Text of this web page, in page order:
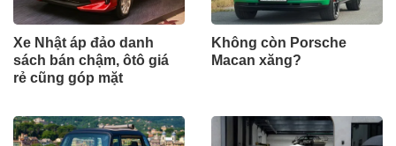
Xe Nhật áp đảo danh
sách bán chậm, ôtô giá
rẻ cũng góp mặt
Không còn Porsche
Macan xăng?